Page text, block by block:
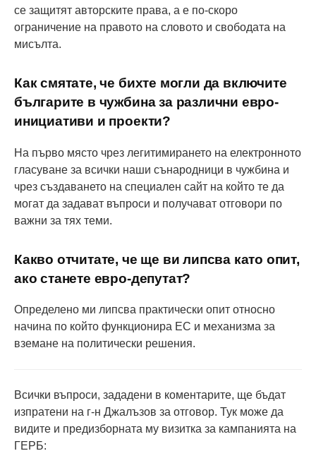
се защитят авторските права, а е по-скоро
ограничение на правото на словото и свободата на
мисълта.
Как смятате, че бихте могли да включите
българите в чужбина за различни евро-
инициативи и проекти?
На първо място чрез легитимирането на електронното
гласуване за всички наши сънародници в чужбина и
чрез създаването на специален сайт на който те да
могат да задават въпроси и получават отговори по
важни за тях теми.
Какво отчитате, че ще ви липсва като опит,
ако станете евро-депутат?
Определено ми липсва практически опит относно
начина по който функционира ЕС и механизма за
вземане на политически решения.
Всички въпроси, зададени в коментарите, ще бъдат
изпратени на г-н Джaлъзов за отговор. Тук може да
видите и предизборната му визитка за кампанията на
ГЕРБ: